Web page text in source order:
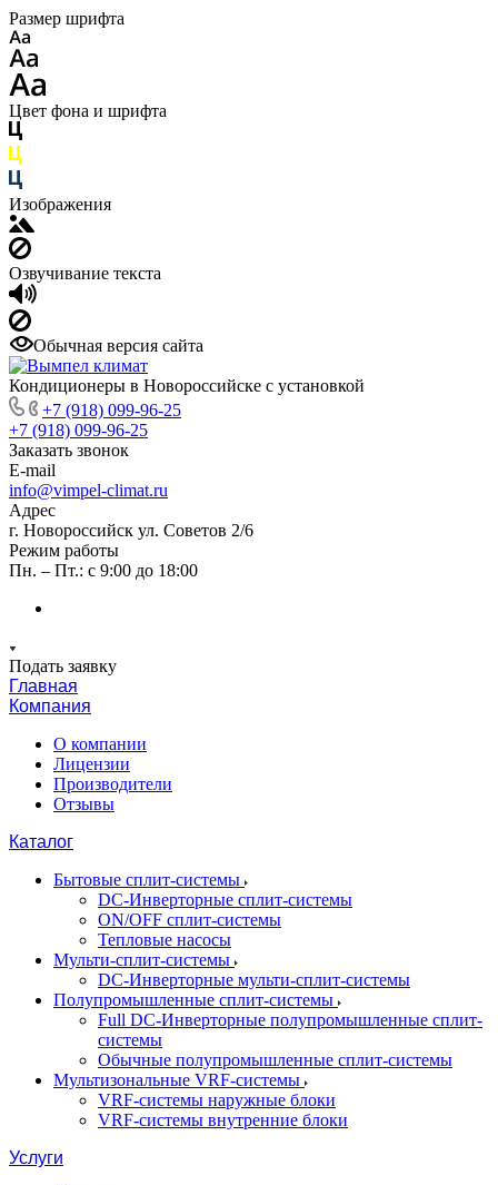
Размер шрифта
Цвет фона и шрифта
Изображения
Озвучивание текста
Обычная версия сайта
Кондиционеры в Новороссийске с установкой
+7 (918) 099-96-25
+7 (918) 099-96-25
Заказать звонок
E-mail
info@vimpel-climat.ru
Адрес
г. Новороссийск ул. Советов 2/6
Режим работы
Пн. – Пт.: с 9:00 до 18:00
Подать заявку
Главная
Компания
О компании
Лицензии
Производители
Отзывы
Каталог
Бытовые сплит-системы
DC-Инверторные сплит-системы
ON/OFF сплит-системы
Тепловые насосы
Мульти-сплит-системы
DC-Инверторные мульти-сплит-системы
Полупромышленные сплит-системы
Full DC-Инверторные полупромышленные сплит-
системы
Обычные полупромышленные сплит-системы
Мультизональные VRF-системы
VRF-системы наружные блоки
VRF-системы внутренние блоки
Услуги